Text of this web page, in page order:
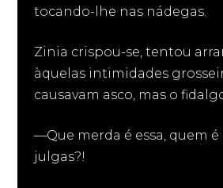
tocando-lhe nas nádegas.
Zinia crispou-se, tentou
àquelas intimidades
causavam asco, mas o
—Que merda é essa, quem
julgas?!